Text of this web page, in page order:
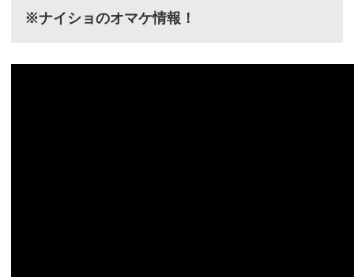
※ナイショのオマケ情報！